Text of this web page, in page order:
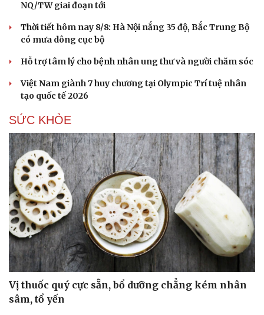
NQ/TW giai đoạn tới
Thời tiết hôm nay 8/8: Hà Nội nắng 35 độ, Bắc Trung Bộ
có mưa dông cục bộ
Hỗ trợ tâm lý cho bệnh nhân ung thư và người chăm sóc
Việt Nam giành 7 huy chương tại Olympic Trí tuệ nhân
tạo quốc tế 2026
SỨC KHỎE
Vị thuốc quý cực sẵn, bổ dưỡng chẳng kém nhân
sâm, tổ yến